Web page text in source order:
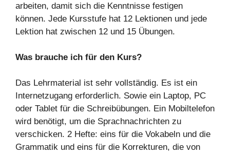
arbeiten, damit sich die Kenntnisse festigen
können. Jede Kursstufe hat 12 Lektionen und jede
Lektion hat zwischen 12 und 15 Übungen.
Was brauche ich für den Kurs?
Das Lehrmaterial ist sehr vollständig. Es ist ein
Internetzugang erforderlich. Sowie ein Laptop, PC
oder Tablet für die Schreibübungen. Ein Mobiltelefon
wird benötigt, um die Sprachnachrichten zu
verschicken. 2 Hefte: eins für die Vokabeln und die
Grammatik und eins für die Korrekturen, die von